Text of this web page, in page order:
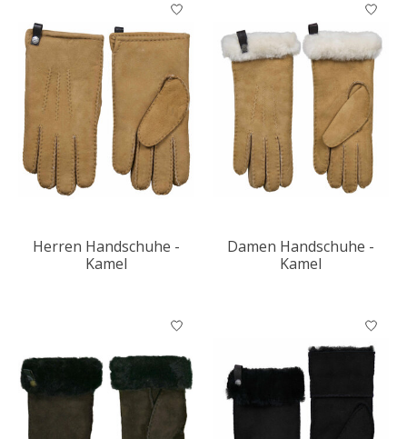
Herren Handschuhe -
Kamel
Damen Handschuhe -
Kamel